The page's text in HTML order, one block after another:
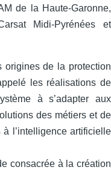
de la Haute-Garonne,
Midi‑Pyrénées et
origines de la protection
les réalisations de
à s’adapter aux
des métiers et de
l’intelligence artificielle
consacrée à la création